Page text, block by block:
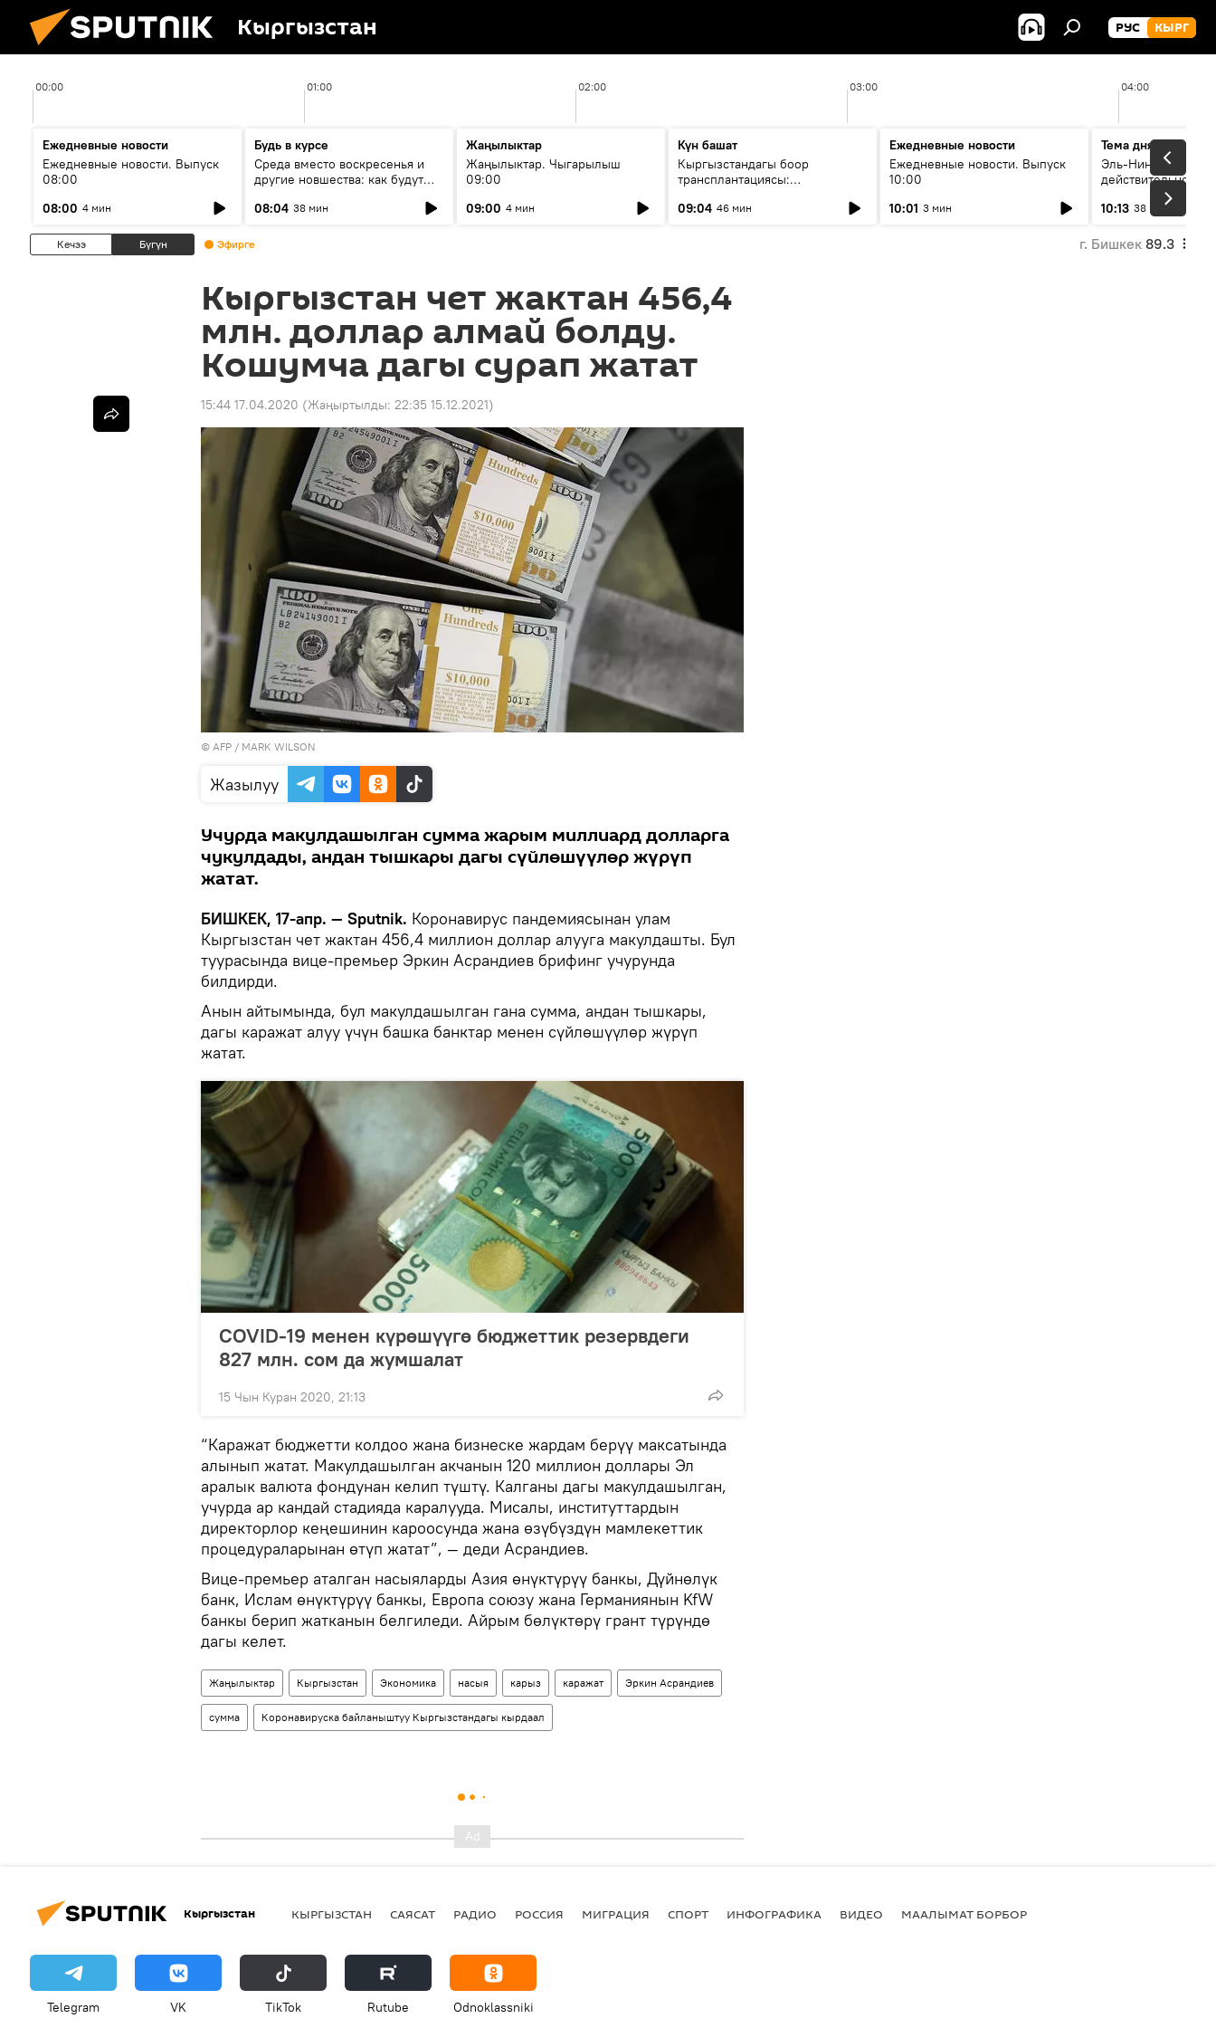
Кыргызстан РУС КЫРГ
00:00 01:00 02:00 03:00 04:00
Ежедневные новости
Ежедневные новости. Выпуск
08:00
08:00 4 мин
Будь в курсе
Среда вместо воскресенья и
другие новшества: как будут
08:04 38 мин
Жаңылыктар
Жаңылыктар. Чыгарылыш
09:00
09:00 4 мин
Күн башат
Кыргызстандагы боор
трансплантациясы:
келечеги
09:04 46 мин
Ежедневные новости
Ежедневные новости. Выпуск
10:00
10:01 3 мин
Тема дня
Эль-Ниньо, жара и
действительно
погоду в
10:13 38 мин
Кечээ Бүгүн Эфирге г. Бишкек 89.3
Кыргызстан чет жактан 456,4
млн. доллар алмай болду.
Кошумча дагы сурап жатат
15:44 17.04.2020 (Жаңыртылды: 22:35 15.12.2021)
© AFP / MARK WILSON
Жазылуу
Учурда макулдашылган сумма жарым миллиард долларга
чукулдады, андан тышкары дагы сүйлөшүүлөр жүрүп
жатат.
БИШКЕК, 17-апр. — Sputnik. Коронавирус пандемиясынан улам
Кыргызстан чет жактан 456,4 миллион доллар алууга макулдашты. Бул
туурасында вице-премьер Эркин Асрандиев брифинг учурунда
билдирди.
Анын айтымында, бул макулдашылган гана сумма, андан тышкары,
дагы каражат алуу үчүн башка банктар менен сүйлөшүүлөр жүрүп
жатат.
COVID-19 менен күрөшүүгө бюджеттик резервдеги
827 млн. сом да жумшалат
15 Чын Куран 2020, 21:13
“Каражат бюджетти колдоо жана бизнеске жардам берүү максатында
алынып жатат. Макулдашылган акчанын 120 миллион доллары Эл
аралык валюта фондунан келип түштү. Калганы дагы макулдашылган,
учурда ар кандай стадияда каралууда. Мисалы, институттардын
директорлор кеңешинин кароосунда жана өзүбүздүн мамлекеттик
процедураларынан өтүп жатат”, — деди Асрандиев.
Вице-премьер аталган насыяларды Азия өнүктүрүү банкы, Дүйнөлүк
банк, Ислам өнүктүрүү банкы, Европа союзу жана Германиянын KfW
банкы берип жатканын белгиледи. Айрым бөлүктөрү грант түрүндө
дагы келет.
Жаңылыктар Кыргызстан Экономика насыя карыз каражат Эркин Асрандиев
сумма Коронавируска байланыштуу Кыргызстандагы кырдаал
Кыргызстан КЫРГЫЗСТАН САЯСАТ РАДИО РОССИЯ МИГРАЦИЯ СПОРТ ИНФОГРАФИКА ВИДЕО МААЛЫМАТ БОРБОР
Telegram VK ТikТоk Rutube Odnoklassniki